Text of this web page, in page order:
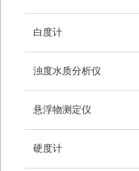
白度计
浊度水质分析仪
悬浮物测定仪
硬度计